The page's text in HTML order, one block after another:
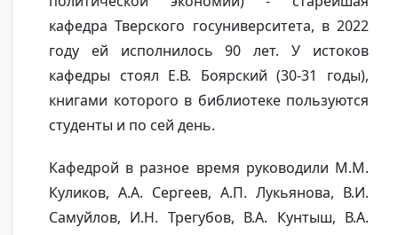
кафедра Тверского госуниверситета, в 2022
году ей исполнилось 90 лет. У истоков
кафедры стоял Е.В. Боярский (30-31 годы),
книгами которого в библиотеке пользуются
студенты и по сей день.
Кафедрой в разное время руководили М.М.
Куликов, А.А. Сергеев, А.П. Лукьянова, В.И.
Самуйлов, И.Н. Трегубов, В.А. Кунтыш, В.А.